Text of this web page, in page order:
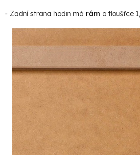
- Zadní strana hodin má rám o tloušťce